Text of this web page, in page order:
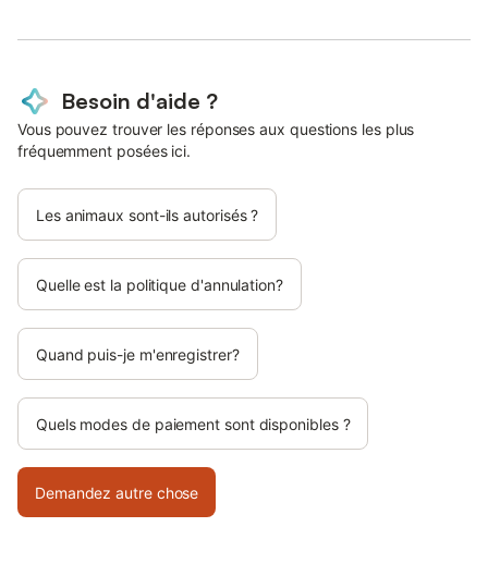
Besoin d'aide ?
Vous pouvez trouver les réponses aux questions les plus
fréquemment posées ici.
Les animaux sont-ils autorisés ?
Quelle est la politique d'annulation?
Quand puis-je m'enregistrer?
Quels modes de paiement sont disponibles ?
Demandez autre chose